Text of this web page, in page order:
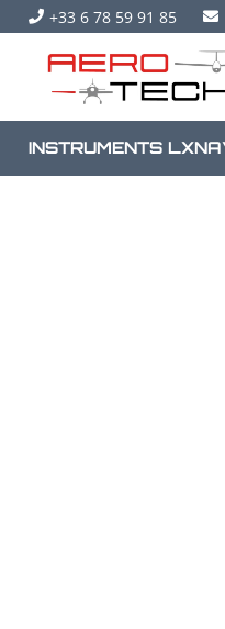
+33 6 78 59 91 85
INSTRUMENTS